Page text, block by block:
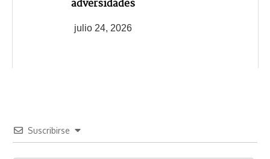
adversidades
julio 24, 2026
Suscribirse